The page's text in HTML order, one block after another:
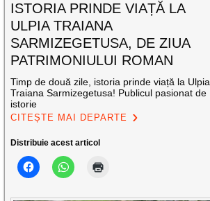
ISTORIA PRINDE VIAȚĂ LA
ULPIA TRAIANA
SARMIZEGETUSA, DE ZIUA
PATRIMONIULUI ROMAN
Timp de două zile, istoria prinde viață la Ulpia
Traiana Sarmizegetusa! Publicul pasionat de
istorie
CITEȘTE MAI DEPARTE
Distribuie acest articol